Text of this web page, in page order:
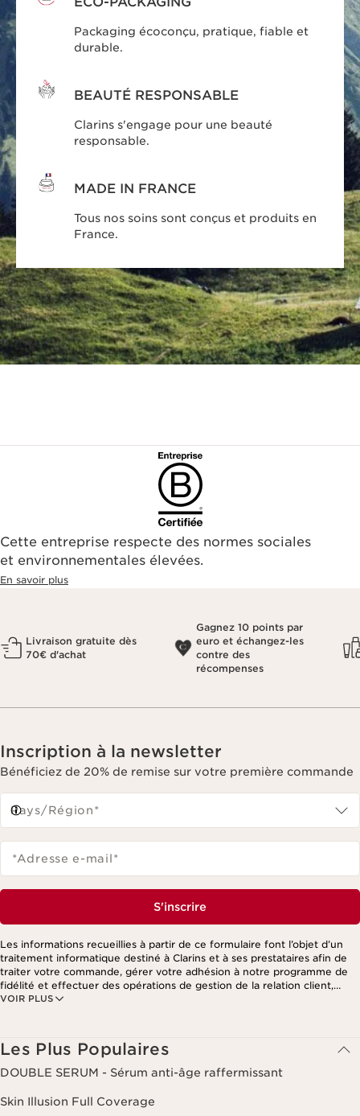
Packaging écoconçu, pratique, fiable et
durable.
BEAUTÉ RESPONSABLE
Clarins s'engage pour une beauté
responsable.
MADE IN FRANCE
Tous nos soins sont conçus et produits en
France.
Cette entreprise respecte des normes sociales
et environnementales élevées.
En savoir plus
Livraison gratuite dès
70€ d'achat
Gagnez 10 points par
euro et échangez-les
contre des
récompenses
Inscription à la newsletter
Bénéficiez de 20% de remise sur votre première commande
Pays/Région*
*Adresse e-mail*
S'inscrire
VOIR PLUS
Les informations recueillies à partir de ce formulaire font l’objet d’un
traitement informatique destiné à Clarins et à ses prestataires afin de
traiter votre commande, gérer votre adhésion à notre programme de
fidélité et effectuer des opérations de gestion de la relation client,
notamment pour vous adresser des offres personnalisées en fonction
Les Plus Populaires
DOUBLE SERUM - Sérum anti-âge raffermissant
Skin Illusion Full Coverage